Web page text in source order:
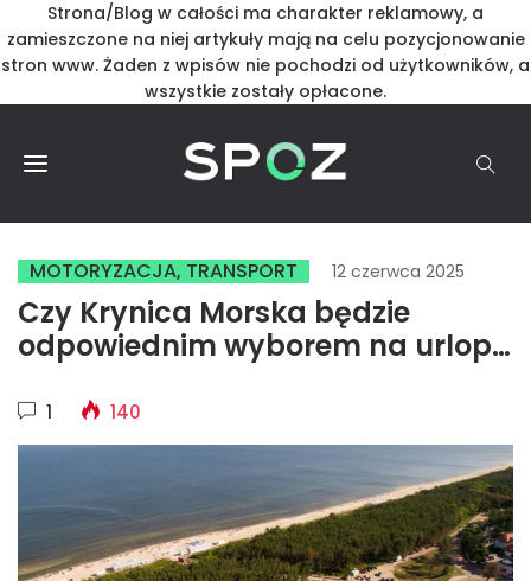
Strona/Blog w całości ma charakter reklamowy, a
zamieszczone na niej artykuły mają na celu pozycjonowanie
stron www. Żaden z wpisów nie pochodzi od użytkowników, a
wszystkie zostały opłacone.
MOTORYZACJA, TRANSPORT 12 czerwca 2025
Czy Krynica Morska będzie
odpowiednim wyborem na urlop z
1 140